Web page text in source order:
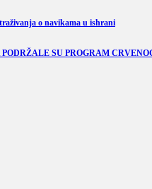
o navikama u ishrani
SU PROGRAM